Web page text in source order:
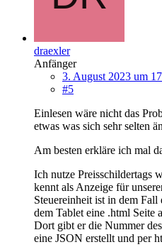
draexler
Anfänger
3. August 2023 um
#5
Einlesen wäre nicht das
etwas was sich sehr selten
Am besten erkläre ich mal
Ich nutze Preisschildertags
kennt als Anzeige für
Steuereinheit ist in dem
dem Tablet eine .html Seite
Dort gibt er die Nummer
eine JSON erstellt und per